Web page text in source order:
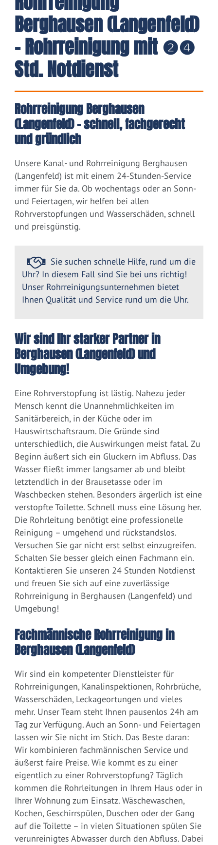
Berghausen (Langenfeld)
- Rohrreinigung mit ❷❹
Std. Notdienst
Rohrreinigung Berghausen
(Langenfeld) – schnell, fachgerecht
und gründlich
Unsere Kanal- und Rohrreinigung Berghausen
(Langenfeld) ist mit einem 24-Stunden-Service
immer für Sie da. Ob wochentags oder an Sonn-
und Feiertagen, wir helfen bei allen
Rohrverstopfungen und Wasserschäden, schnell
und preisgünstig.
Sie suchen schnelle Hilfe, rund um die
Uhr? In diesem Fall sind Sie bei uns richtig!
Unser Rohrreinigungsunternehmen bietet
Ihnen Qualität und Service rund um die Uhr.
Wir sind Ihr starker Partner in
Berghausen (Langenfeld) und
Umgebung!
Eine Rohrverstopfung ist lästig. Nahezu jeder
Mensch kennt die Unannehmlichkeiten im
Sanitärbereich, in der Küche oder im
Hauswirtschaftsraum. Die Gründe sind
unterschiedlich, die Auswirkungen meist fatal. Zu
Beginn äußert sich ein Gluckern im Abfluss. Das
Wasser fließt immer langsamer ab und bleibt
letztendlich in der Brausetasse oder im
Waschbecken stehen. Besonders ärgerlich ist eine
verstopfte Toilette. Schnell muss eine Lösung her.
Die Rohrleitung benötigt eine professionelle
Reinigung – umgehend und rückstandslos.
Versuchen Sie gar nicht erst selbst einzugreifen.
Schalten Sie besser gleich einen Fachmann ein.
Kontaktieren Sie unseren 24 Stunden Notdienst
und freuen Sie sich auf eine zuverlässige
Rohrreinigung in Berghausen (Langenfeld) und
Umgebung!
Fachmännische Rohrreinigung in
Berghausen (Langenfeld)
Wir sind ein kompetenter Dienstleister für
Rohrreinigungen, Kanalinspektionen, Rohrbrüche,
Wasserschäden, Leckageortungen und vieles
mehr. Unser Team steht Ihnen pausenlos 24h am
Tag zur Verfügung. Auch an Sonn- und Feiertagen
lassen wir Sie nicht im Stich. Das Beste daran:
Wir kombinieren fachmännischen Service und
äußerst faire Preise. Wie kommt es zu einer
eigentlich zu einer Rohrverstopfung? Täglich
kommen die Rohrleitungen in Ihrem Haus oder in
Ihrer Wohnung zum Einsatz. Wäschewaschen,
Kochen, Geschirrspülen, Duschen oder der Gang
auf die Toilette – in vielen Situationen spülen Sie
verunreinigtes Abwasser durch den Abfluss. Dabei